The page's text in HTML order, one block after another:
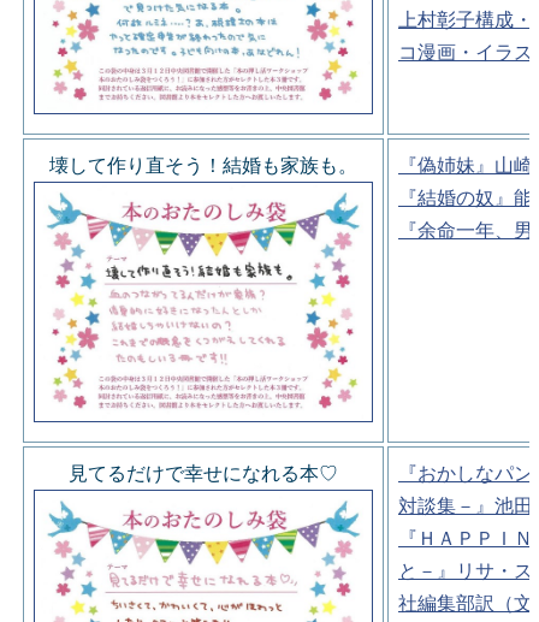
上村彰子構成
コ漫画・イラ
壊して作り直そう！結婚も家族も。
『偽姉妹』山
『結婚の奴』
『余命一年、
見てるだけで幸せになれる本♡
『おかしなパ
対談集－』池
『ＨＡＰＰＩ
と－』リサ・
社編集部訳（文